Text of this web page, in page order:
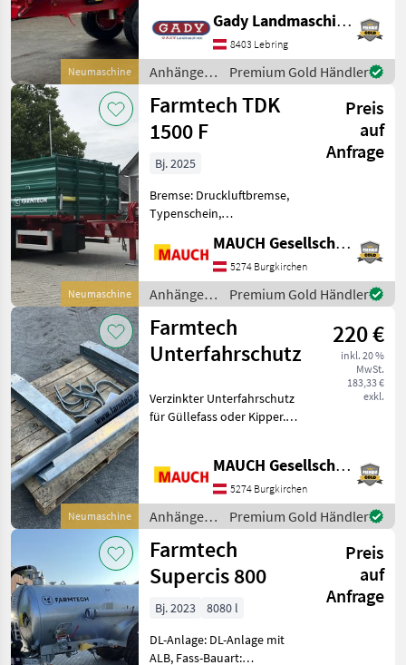
Neumaschine
385/65R22, 5 - ZWEILEITER-
DRUCKLUFTBREMSE MIT
ALB REGLER -
UNTENANHÄNGUNG -
ZENTRALVERRIEGELUNG
Gady Landmaschinen GmbH
8403 Lebring
Anhänger /
Farmtech
Premium Gold Händler
Neumaschine
Farmtech TDK
1500 F
Preis
auf
Anfrage
Bj. 2025
Bremse: Druckluftbremse,
Typenschein,
Ausstattung: -
Bordwandhöhe 600 + 600
mm - 500/50R17 MITAS -
Bereifung - Brückenboden
aus 4 mm Hardox - Sta
MAUCH Gesellschaft m.b.H. & Co.KG
5274 Burgkirchen
Anhänger /
Farmtech
Premium Gold Händler
Neumaschine
Farmtech
Unterfahrschutz
220 €
inkl. 20 %
MwSt.
183,33 €
exkl.
Verzinkter Unterfahrschutz
für Güllefass oder Kipper.
Damit ich mir ausreichend
Zeit für Sie nehmen kann,
bitte ich Sie
MAUCH Gesellschaft m.b.H. & Co.KG
5274 Burgkirchen
Anhänger /
Farmtech
Premium Gold Händler
Farmtech
Supercis 800
Preis
auf
Anfrage
Bj. 2023
8080 l
DL-Anlage: DL-Anlage mit
ALB, Fass-Bauart: